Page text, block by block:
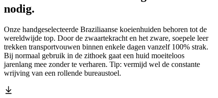
nodig.
Onze handgeselecteerde Braziliaanse koeienhuiden behoren tot de
wereldwijde top. Door de zwaartekracht en het zware, soepele leer
trekken transportvouwen binnen enkele dagen vanzelf 100% strak.
Bij normaal gebruik in de zithoek gaat een huid moeiteloos
jarenlang mee zonder te verharen. Tip: vermijd wel de constante
wrijving van een rollende bureaustoel.